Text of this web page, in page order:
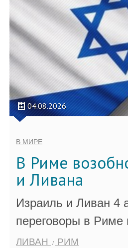
04.08.2026
В МИРЕ
В Риме
и Ливана
Израиль и Ливан 4
переговоры в
ЛИВАН РИМ